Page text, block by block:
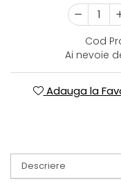
Cod
Ai nevoie
Adauga la
Descriere